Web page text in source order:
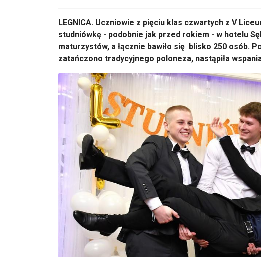
LEGNICA. Uczniowie z pięciu klas czwartych z V
studniówkę - podobnie jak przed rokiem - w hotelu
maturzystów, a łącznie bawiło się blisko 250 osób.
zatańczono tradycyjnego poloneza, nastąpiła